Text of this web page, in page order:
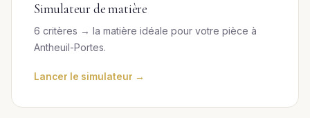
Simulateur de matière
6 critères → la matière idéale pour votre pièce à
Antheuil-Portes.
Lancer le simulateur →